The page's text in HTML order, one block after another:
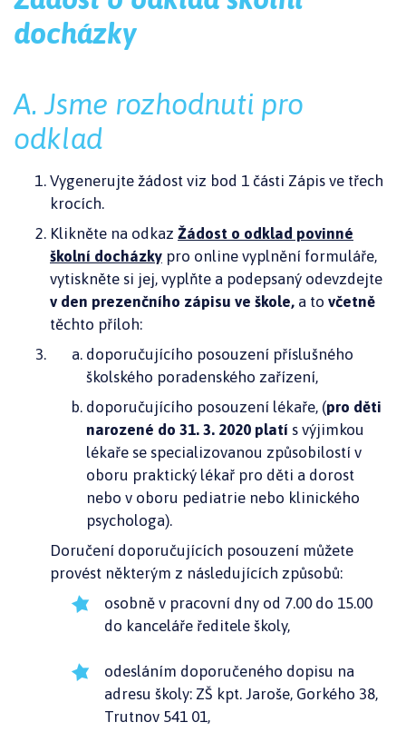
docházky
A. Jsme rozhodnuti pro
odklad
Vygenerujte žádost viz bod 1 části Zápis ve třech
krocích.
Klikněte na odkaz Žádost o odklad povinné
školní docházky pro online vyplnění formuláře,
vytiskněte si jej, vyplňte a podepsaný odevzdejte
v den prezenčního zápisu ve škole, a to včetně
těchto příloh:
doporučujícího posouzení příslušného
školského poradenského zařízení,
doporučujícího posouzení lékaře, (pro děti
narozené do 31. 3. 2020 platí s výjimkou
lékaře se specializovanou způsobilostí v
oboru praktický lékař pro děti a dorost
nebo v oboru pediatrie nebo klinického
psychologa).
Doručení doporučujících posouzení můžete
provést některým z následujících způsobů:
osobně v pracovní dny od 7.00 do 15.00
do kanceláře ředitele školy,
odesláním doporučeného dopisu na
adresu školy: ZŠ kpt. Jaroše, Gorkého 38,
Trutnov 541 01,